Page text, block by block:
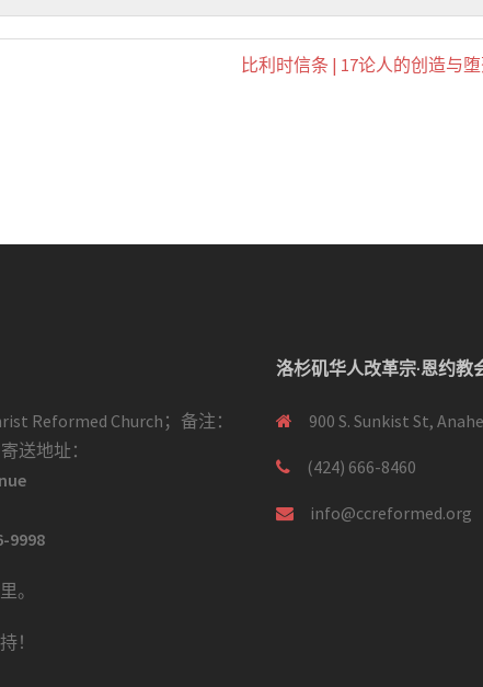
比利时信条 | 17论人的创造与
Reformed Church；备注：
送地址：
9998
。
！
洛杉矶华人改革宗·恩约教
900 S. Sunkist St,
(424) 666-8460
info@ccreformed.org